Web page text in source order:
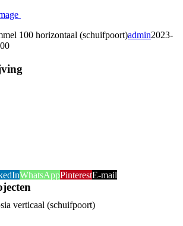
100 horizontaal (schuifpoort)admin2023-
WhatsAppPinterestE-mail